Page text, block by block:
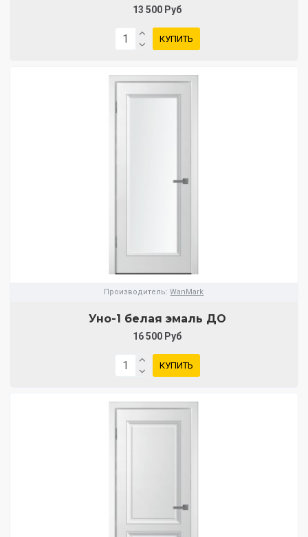
13 500 Руб
КУПИТЬ
Производитель: WanMark
Уно-1 белая эмаль ДО
16 500 Руб
КУПИТЬ